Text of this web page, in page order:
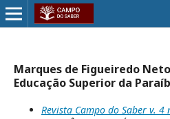
Marques de Figueiredo
Educação Superior da
Revista Campo do Saber v. 4